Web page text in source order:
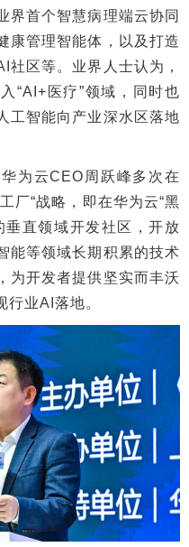
界首个智慧病理端云协同
康管理智能体，以及打造
区等。业界人士认为，
“AI+医疗”领域，同时也
工智能向产业深水区落地
云CEO周跃峰多次在
厂“战略，即在华为云“黑
垂直领域开发社区，开放
能等领域长期积累的技术
为开发者提供坚实而丰沃
行业AI落地。